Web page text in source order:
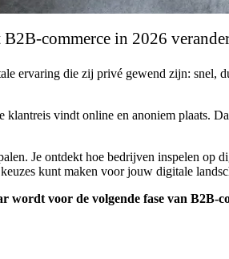
commerce in 2026
ervaring die zij privé gewend zijn:
vindt online en anoniem plaats.
Je ontdekt hoe bedrijven inspelen
kunt maken voor jouw digitale
wordt voor de volgende fase van B2B-